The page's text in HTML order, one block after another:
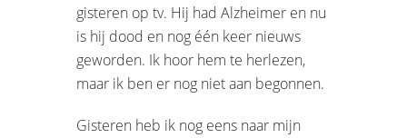
gisteren op tv. Hij had Alzheimer en nu
is hij dood en nog één keer nieuws
geworden. Ik hoor hem te herlezen,
maar ik ben er nog niet aan begonnen.
Gisteren heb ik nog eens naar mijn